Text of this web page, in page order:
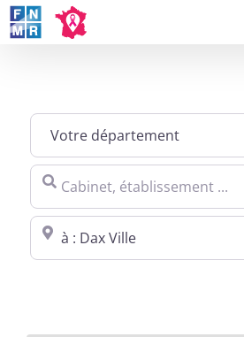
Skip
to
Cabinet, établissement ...
Proche de : ville, cp, lieu ...